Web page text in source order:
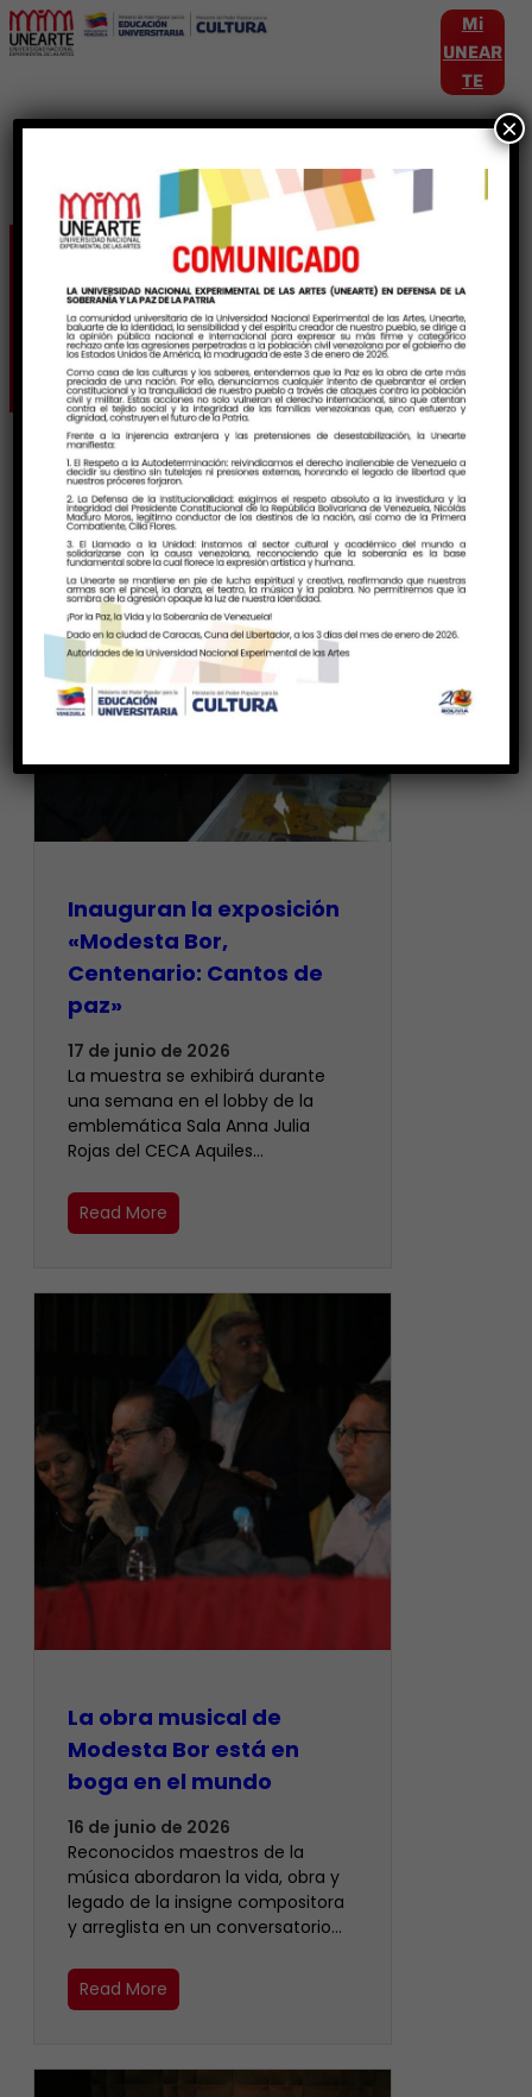
Mi
UNEAR
TE
Etiqueta:
PeriodoAcademico
Inauguran la exposición
«Modesta Bor,
Centenario: Cantos de
paz»
17 de junio de 2026
La muestra se exhibirá durante
una semana en el lobby de la
emblemática Sala Anna Julia
Rojas del CECA Aquiles…
Read More
La obra musical de
Modesta Bor está en
boga en el mundo
16 de junio de 2026
Reconocidos maestros de la
música abordaron la vida, obra y
legado de la insigne compositora
y arreglista en un conversatorio…
Read More
×